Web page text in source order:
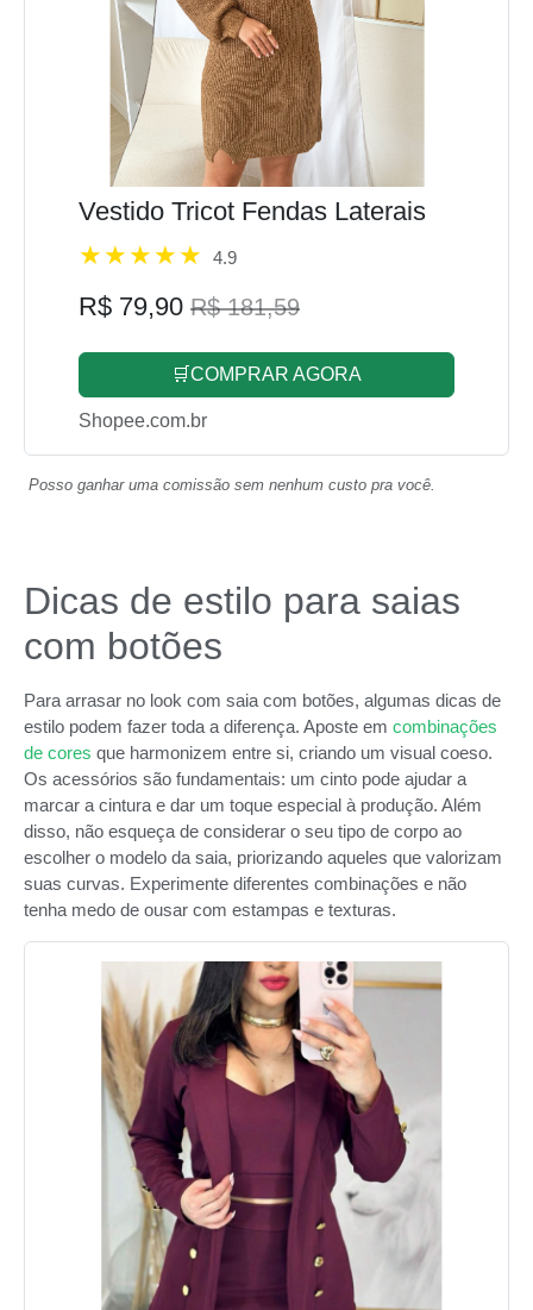
Vestido Tricot Fendas Laterais
4.9
R$ 79,90 R$ 181,59
🛒COMPRAR AGORA
Shopee.com.br
Posso ganhar uma comissão sem nenhum custo pra você.
Dicas de estilo para saias
com botões
Para arrasar no look com saia com botões, algumas dicas de
estilo podem fazer toda a diferença. Aposte em combinações
de cores que harmonizem entre si, criando um visual coeso.
Os acessórios são fundamentais: um cinto pode ajudar a
marcar a cintura e dar um toque especial à produção. Além
disso, não esqueça de considerar o seu tipo de corpo ao
escolher o modelo da saia, priorizando aqueles que valorizam
suas curvas. Experimente diferentes combinações e não
tenha medo de ousar com estampas e texturas.